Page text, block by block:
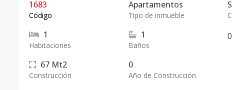
1683
Código
Apartamentos
Tipo de inmueble
1
Habitaciones
1
Baños
0
67 Mt2
Construcción
0
Año de Construcción